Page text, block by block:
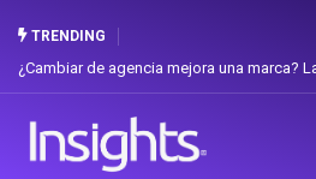
TRENDING
de agencia mejora una marca? La